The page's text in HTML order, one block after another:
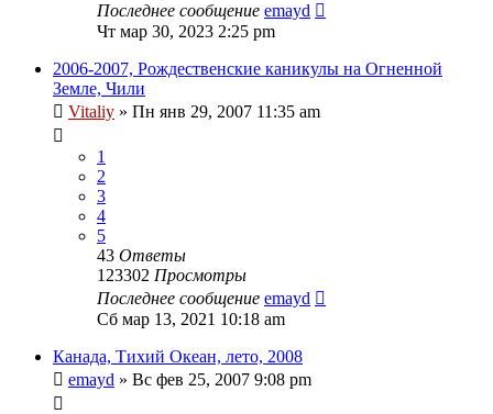
Последнее сообщение emayd
Чт мар 30, 2023 2:25 pm
2006-2007, Рождественские каникулы на Огненной
Земле, Чили
Vitaliy » Пн янв 29, 2007 11:35 am
1
2
3
4
5
43 Ответы
123302 Просмотры
Последнее сообщение emayd
Сб мар 13, 2021 10:18 am
Канада, Тихий Океан, лето, 2008
emayd » Вс фев 25, 2007 9:08 pm